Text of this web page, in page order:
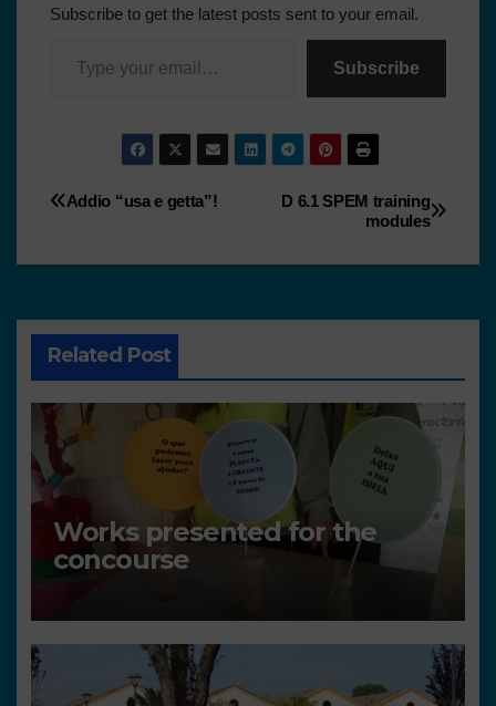
Subscribe to get the latest posts sent to your email.
Subscribe
D 6.1 SPEM training
modules
Addio “usa e getta”!
Related Post
Works presented for the
concourse